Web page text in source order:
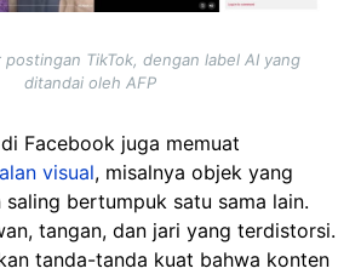
postingan TikTok, dengan label AI yang
ditandai oleh AFP
Facebook juga memuat
visual, misalnya objek yang
bertumpuk satu sama lain.
tangan, dan jari yang terdistorsi.
tanda-tanda kuat bahwa konten